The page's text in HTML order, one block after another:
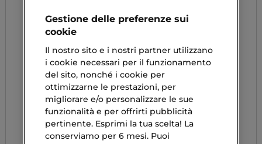
Gestione delle preferenze sui
cookie
Il nostro sito e i nostri partner utilizzano
i cookie necessari per il funzionamento
del sito, nonché i cookie per
ottimizzarne le prestazioni, per
migliorare e/o personalizzare le sue
funzionalità e per offrirti pubblicità
pertinente. Esprimi la tua scelta! La
conserviamo per 6 mesi. Puoi